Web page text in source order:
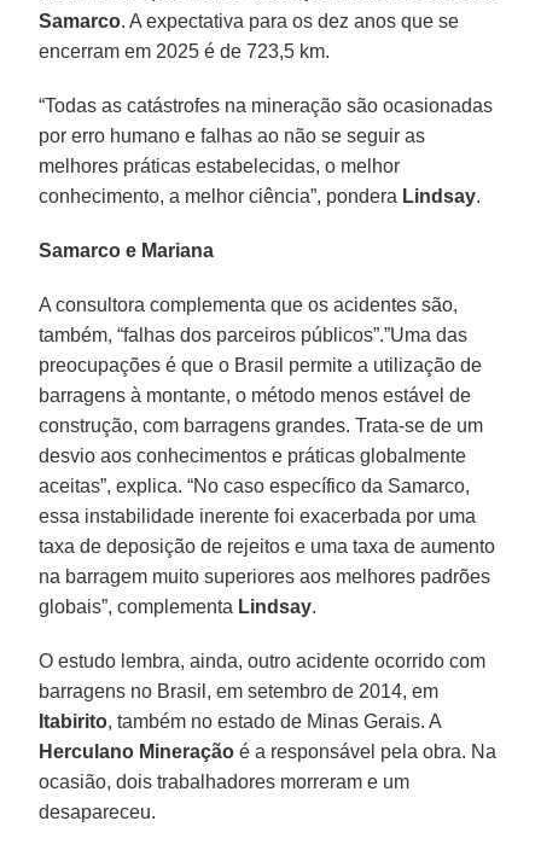
Samarco. A expectativa para os dez anos que se
encerram em 2025 é de 723,5 km.
“Todas as catástrofes na mineração são ocasionadas
por erro humano e falhas ao não se seguir as
melhores práticas estabelecidas, o melhor
conhecimento, a melhor ciência”, pondera Lindsay.
Samarco e Mariana
A consultora complementa que os acidentes são,
também, “falhas dos parceiros públicos”.”Uma das
preocupações é que o Brasil permite a utilização de
barragens à montante, o método menos estável de
construção, com barragens grandes. Trata-se de um
desvio aos conhecimentos e práticas globalmente
aceitas”, explica. “No caso específico da Samarco,
essa instabilidade inerente foi exacerbada por uma
taxa de deposição de rejeitos e uma taxa de aumento
na barragem muito superiores aos melhores padrões
globais”, complementa Lindsay.
O estudo lembra, ainda, outro acidente ocorrido com
barragens no Brasil, em setembro de 2014, em
Itabirito, também no estado de Minas Gerais. A
Herculano Mineração é a responsável pela obra. Na
ocasião, dois trabalhadores morreram e um
desapareceu.